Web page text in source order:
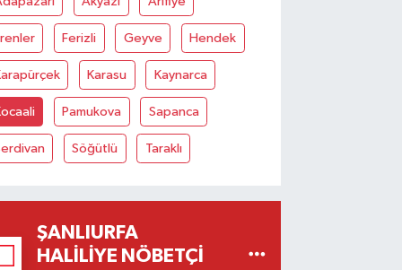
Ferizli Geyve Hendek
Karasu Kaynarca
Pamukova Sapanca
Söğütlü Taraklı
ŞANLIURFA
HALILIYE NÖBETÇI